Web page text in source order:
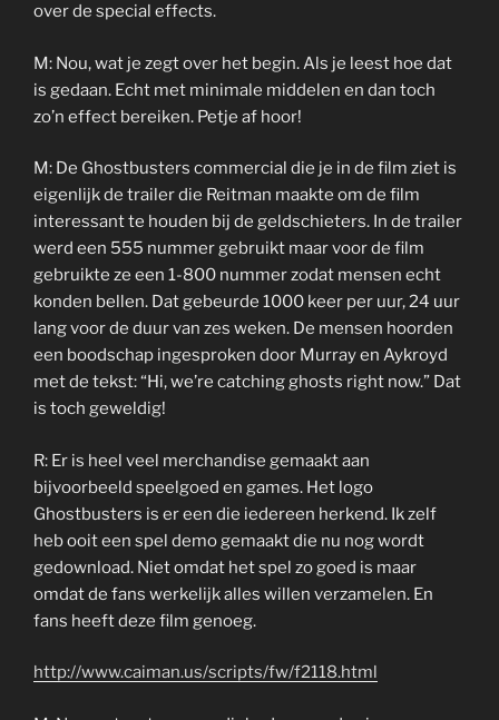
over de special effects.
M: Nou, wat je zegt over het begin. Als je leest hoe dat
is gedaan. Echt met minimale middelen en dan toch
zo’n effect bereiken. Petje af hoor!
M: De Ghostbusters commercial die je in de film ziet is
eigenlijk de trailer die Reitman maakte om de film
interessant te houden bij de geldschieters. In de trailer
werd een 555 nummer gebruikt maar voor de film
gebruikte ze een 1-800 nummer zodat mensen echt
konden bellen. Dat gebeurde 1000 keer per uur, 24 uur
lang voor de duur van zes weken. De mensen hoorden
een boodschap ingesproken door Murray en Aykroyd
met de tekst: “Hi, we’re catching ghosts right now.” Dat
is toch geweldig!
R: Er is heel veel merchandise gemaakt aan
bijvoorbeeld speelgoed en games. Het logo
Ghostbusters is er een die iedereen herkend. Ik zelf
heb ooit een spel demo gemaakt die nu nog wordt
gedownload. Niet omdat het spel zo goed is maar
omdat de fans werkelijk alles willen verzamelen. En
fans heeft deze film genoeg.
http://www.caiman.us/scripts/fw/f2118.html